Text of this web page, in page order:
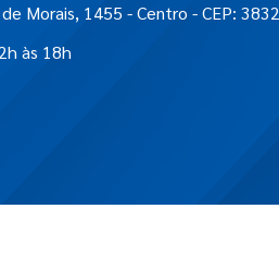
Morais, 1455 - Centro - CEP:
às 18h